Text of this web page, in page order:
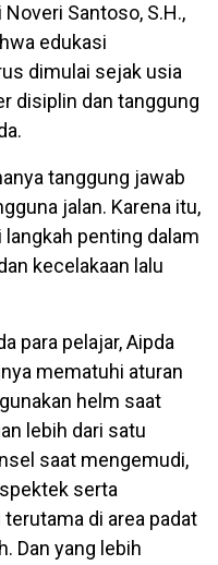
Santoso, S.H.,
edukasi
dimulai sejak usia
disiplin dan tanggung
tanggung jawab
jalan. Karena itu,
penting dalam
kecelakaan lalu
para pelajar, Aipda
mematuhi aturan
helm saat
lebih dari satu
saat mengemudi,
serta
di area padat
Dan yang lebih